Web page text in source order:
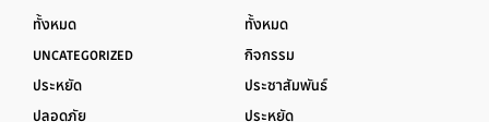
ทั้งหมด
UNCATEGORIZED
ประหยัด
ปลอดภัย
ทั้งหมด
กิจกรรม
ประชาสัมพันธ์
ประหยัด